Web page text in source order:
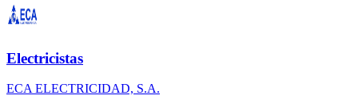
Electricistas
ECA ELECTRICIDAD, S.A.